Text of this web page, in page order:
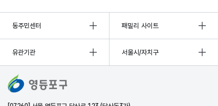
동주민센터 패밀리 사이트
유관기관 서울시/자치구